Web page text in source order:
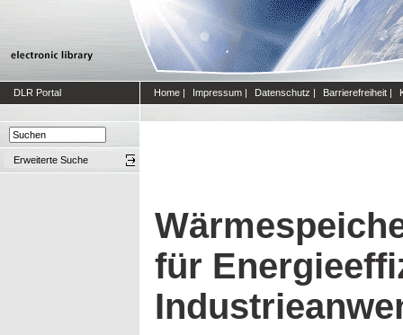
DLR Portal Home | Impressum | Datenschutz | Barrierefreiheit |
Erweiterte Suche
für